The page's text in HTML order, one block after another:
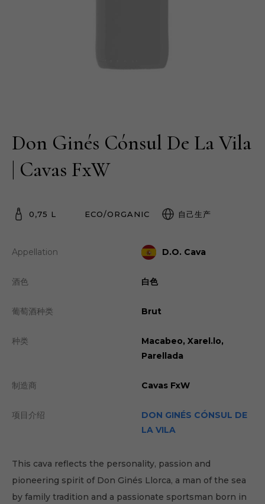
Don Ginés Cónsul De La Vila
| Cavas FxW
0,75 L ECO/ORGANIC 自己生产
Appellation D.O. Cava
酒色 白色
葡萄酒种类 Brut
种类
Macabeo, Xarel.lo,
Parellada
制造商 Cavas FxW
项目介绍
DON GINÉS CÓNSUL DE
LA VILA
This cava reflects the personality, passion and
pioneering spirit of Don Ginés Llorca, a man of the sea
by family tradition and a passionate sportsman born in